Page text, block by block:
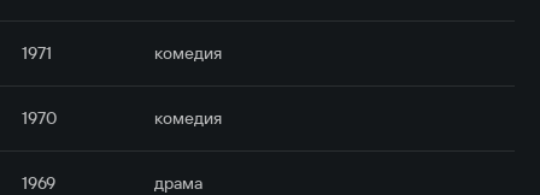
1971 комедия
1970 комедия
1969 драма